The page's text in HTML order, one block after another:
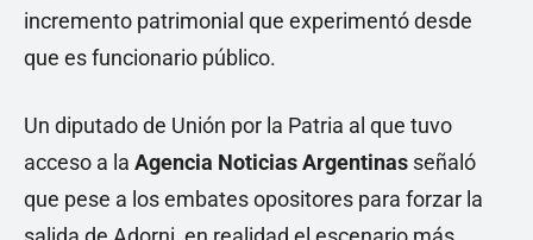
incremento patrimonial que experimentó desde
que es funcionario público.
Un diputado de Unión por la Patria al que tuvo
acceso a la Agencia Noticias Argentinas señaló
que pese a los embates opositores para forzar la